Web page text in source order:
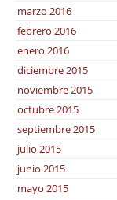
marzo 2016
febrero 2016
enero 2016
diciembre 2015
noviembre 2015
octubre 2015
septiembre 2015
julio 2015
junio 2015
mayo 2015